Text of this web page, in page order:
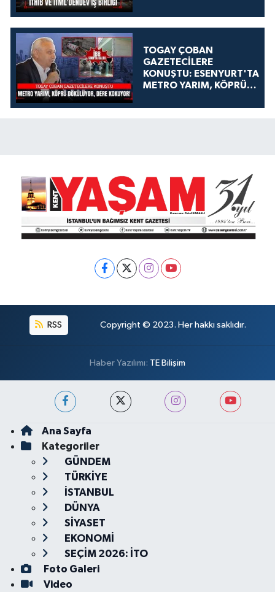
TOGAY ÇOBAN
GAZETECİLERE
KONUŞTU: ESENYURT'TA
METRO YARIM, KÖPRÜ
KOKUYOR!
RSS Copyright © 2023. Her hakkı saklıdır.
Haber Yazılımı: TE Bilişim
Ana Sayfa
Kategoriler
GÜNDEM
TÜRKİYE
İSTANBUL
DÜNYA
SİYASET
EKONOMİ
SEÇİM 2026: İTO
Foto Galeri
Video